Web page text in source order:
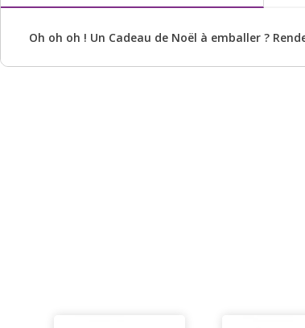
Oh oh oh ! Un Cadeau de Noël à emballer ?